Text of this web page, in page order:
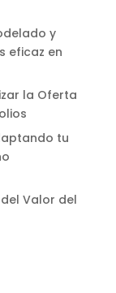
y
eficaz en
la Oferta
tu
Valor del